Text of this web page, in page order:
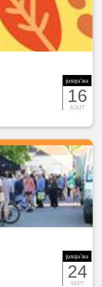
jusqu'au
16
AOUT
jusqu'au
24
SEPT